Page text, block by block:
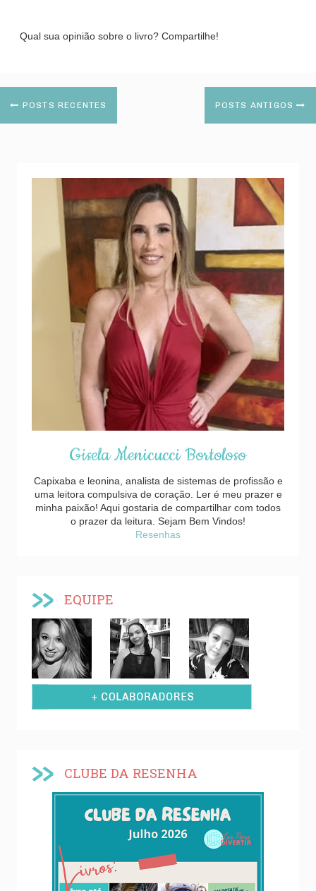
Qual sua opinião sobre o livro? Compartilhe!
POSTS RECENTES POSTS ANTIGOS
Gisela Menicucci Bortoloso
Capixaba e leonina, analista de sistemas de profissão e
uma leitora compulsiva de coração. Ler é meu prazer e
minha paixão! Aqui gostaria de compartilhar com todos
o prazer da leitura. Sejam Bem Vindos!
Resenhas
EQUIPE
CLUBE DA RESENHA